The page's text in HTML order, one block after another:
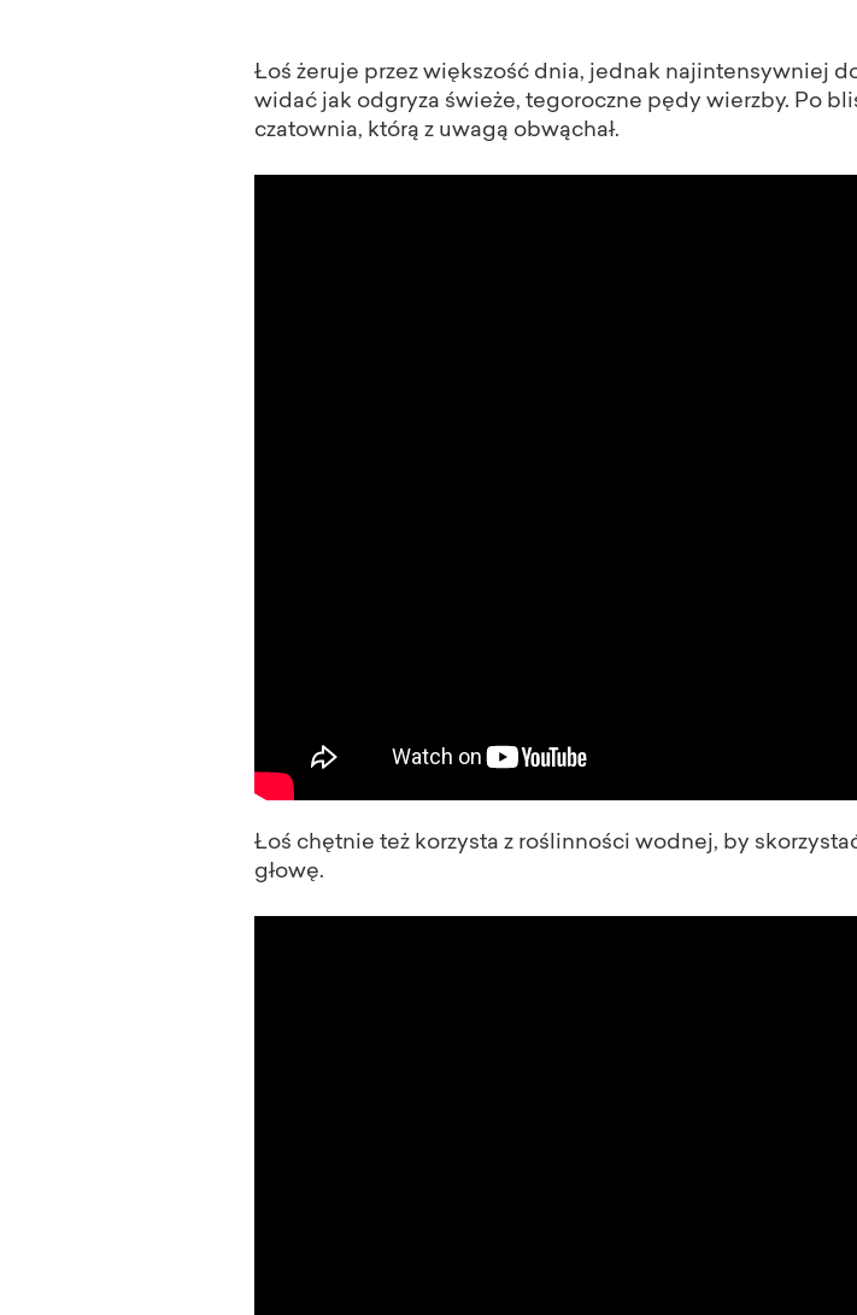
Łoś żeruje przez większość dnia, jednak najintensywniej
widać jak odgryza świeże, tegoroczne pędy wierzby. Po
czatownia, którą z uwagą obwąchał.
Łoś chętnie też korzysta z roślinności wodnej, by
głowę.